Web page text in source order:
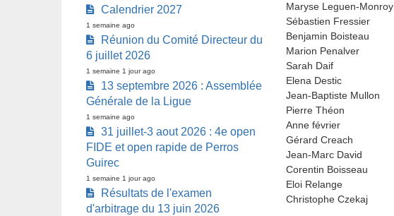
Calendrier 2027
1 semaine ago
Réunion du Comité Directeur du
6 juillet 2026
1 semaine 1 jour ago
13 septembre 2026 : Assemblée
Générale de la Ligue
1 semaine ago
31 juillet-3 aout 2026 : 4e open
FIDE et open rapide de Perros
Guirec
1 semaine 1 jour ago
Résultats de l'examen
d'arbitrage du 13 juin 2026
Maryse Leguen-Monroy
Sébastien Fressier
Benjamin Boisteau
Marion Penalver
Sarah Daif
Elena Destic
Jean-Baptiste Mullon
Pierre Théon
Anne février
Gérard Creach
Jean-Marc David
Corentin Boisseau
Eloi Relange
Christophe Czekaj